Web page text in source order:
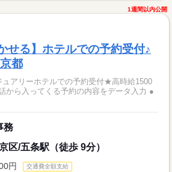
1週間以内公開
せる】ホテルでの予約受付♪
都
ュアリーホテルでの予約受付★高時給1500
務
区/五条駅（徒歩 9分）
円 交通費全額支給